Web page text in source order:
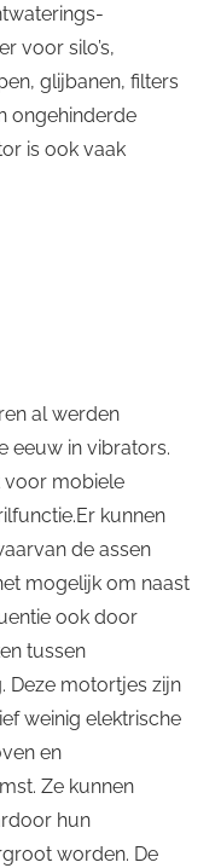
voor silo’s,
glijbanen, filters
ongehinderde
is ook vaak
al werden
eeuw in vibrators.
voor mobiele
kunnen
de assen
mogelijk om naast
ook door
tussen
Deze motortjes zijn
weinig elektrische
en
Ze kunnen
hun
worden. De